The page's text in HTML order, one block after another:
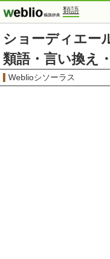
類語
ショーディエー
類語・言い換え
Weblioシソーラス